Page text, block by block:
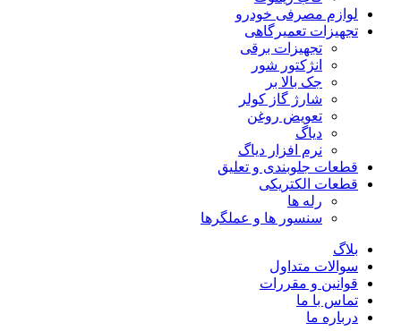
لوازم مصرفی خودرو
تجهیزات تعمیرگاهی
تجهیزات برقی
انژکتور شور
جک بالا بر
شارژ گاز کولر
تعویض روغن
دیاگ
نرم افزار دیاگ
قطعات جلوبندی و تعلیق
قطعات الکتریکی
رله ها
سنسور ها و عملگرها
بلاگ
سوالات متداول
قوانین و مقررات
تماس با ما
درباره ما